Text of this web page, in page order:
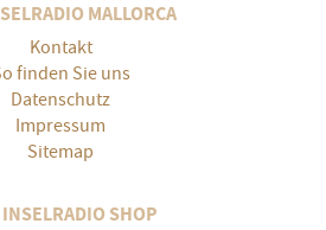
MALLORCA
Kontakt
finden Sie uns
Datenschutz
Impressum
Sitemap
INSELRADIO SHOP